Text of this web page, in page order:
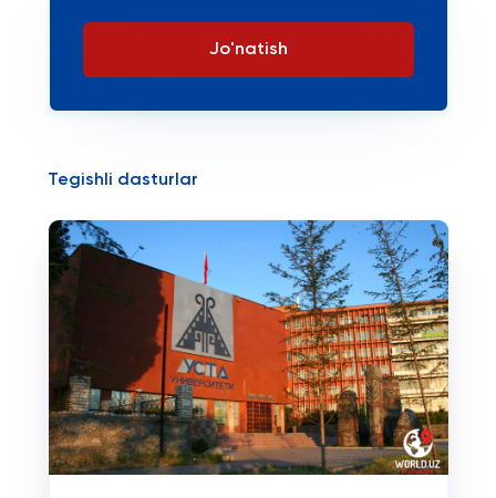
Jo'natish
Tegishli dasturlar